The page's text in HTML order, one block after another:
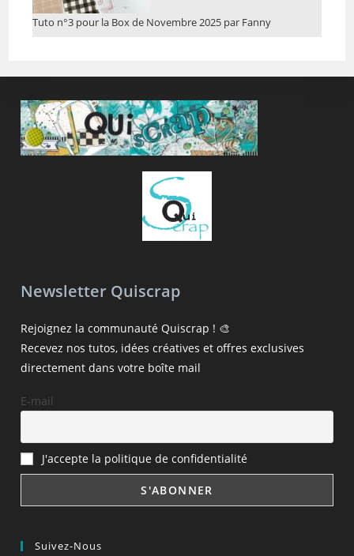
Tuto n°3 pour la Box de Novembre 2025 par Fanny
Newsletter Quiscrap
Rejoignez la communauté Quiscrap ! 🎨
Recevez nos tutos, idées créatives et offres exclusives
directement dans votre boîte mail
E-mail
J'accepte la politique de confidentialité
Suivez-Nous